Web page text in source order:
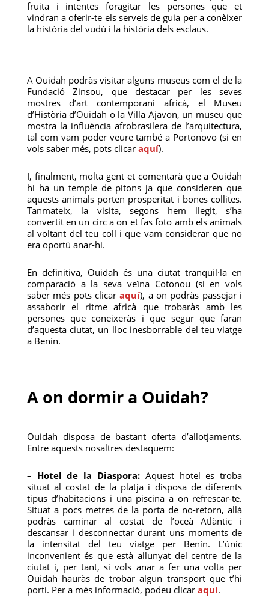
fruita i intentes foragitar les persones que et
vindran a oferir-te els serveis de guia per a conèixer
la història del vudú i la història dels esclaus.
A Ouidah podràs visitar alguns museus com el de la
Fundació Zinsou, que destacar per les seves
mostres d’art contemporani africà, el Museu
d’Història d’Ouidah o la Villa Ajavon, un museu que
mostra la influència afrobrasilera de l’arquitectura,
tal com vam poder veure també a Portonovo (si en
vols saber més, pots clicar aquí).
I, finalment, molta gent et comentarà que a Ouidah
hi ha un temple de pitons ja que consideren que
aquests animals porten prosperitat i bones collites.
Tanmateix, la visita, segons hem llegit, s’ha
convertit en un circ a on et fas foto amb els animals
al voltant del teu coll i que vam considerar que no
era oportú anar-hi.
En definitiva, Ouidah és una ciutat tranquil·la en
comparació a la seva veïna Cotonou (si en vols
saber més pots clicaraquí), a on podràs passejar i
assaborir el ritme africà que trobaràs amb les
persones que coneixeràs i que segur que faran
d’aquesta ciutat, un lloc inesborrable del teu viatge
a Benín.
A on dormir a Ouidah?
Ouidah disposa de bastant oferta d’allotjaments.
Entre aquests nosaltres destaquem:
– Hotel de la Diaspora: Aquest hotel es troba
situat al costat de la platja i disposa de diferents
tipus d’habitacions i una piscina a on refrescar-te.
Situat a pocs metres de la porta de no-retorn, allà
podràs caminar al costat de l’oceà Atlàntic i
descansar i desconnectar durant uns moments de
la intensitat del teu viatge per Benín. L’únic
inconvenient és que està allunyat del centre de la
ciutat i, per tant, si vols anar a fer una volta per
Ouidah hauràs de trobar algun transport que t’hi
porti. Per a més informació, podeu clicar aquí.